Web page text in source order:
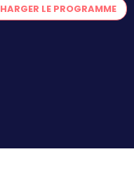
LE PROGRAMME